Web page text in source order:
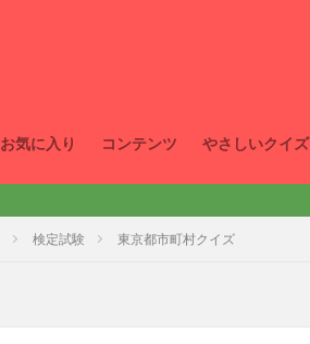
お気に入り コンテンツ やさしいクイズ
検定試験 東京都市町村クイズ